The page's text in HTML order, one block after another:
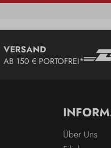
VERSAND
AB 150 € PORTOFREI*
Über Uns